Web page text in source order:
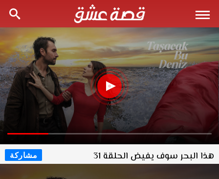
هذا البحر سوف يفيض الحلقة 31 مشاركة